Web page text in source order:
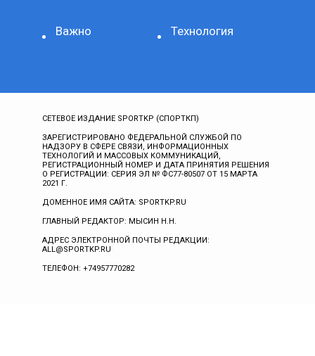
Важно Технология
СЕТЕВОЕ ИЗДАНИЕ SPORTKP (СПОРТКП)
ЗАРЕГИСТРИРОВАНО ФЕДЕРАЛЬНОЙ СЛУЖБОЙ ПО
НАДЗОРУ В СФЕРЕ СВЯЗИ, ИНФОРМАЦИОННЫХ
ТЕХНОЛОГИЙ И МАССОВЫХ КОММУНИКАЦИЙ,
РЕГИСТРАЦИОННЫЙ НОМЕР И ДАТА ПРИНЯТИЯ РЕШЕНИЯ
О РЕГИСТРАЦИИ: СЕРИЯ ЭЛ № ФС77-80507 ОТ 15 МАРТА
2021 Г.
ДОМЕННОЕ ИМЯ САЙТА: SPORTKP.RU
ГЛАВНЫЙ РЕДАКТОР: МЫСИН Н.Н.
АДРЕС ЭЛЕКТРОННОЙ ПОЧТЫ РЕДАКЦИИ:
ALL@SPORTKP.RU
ТЕЛЕФОН: +74957770282